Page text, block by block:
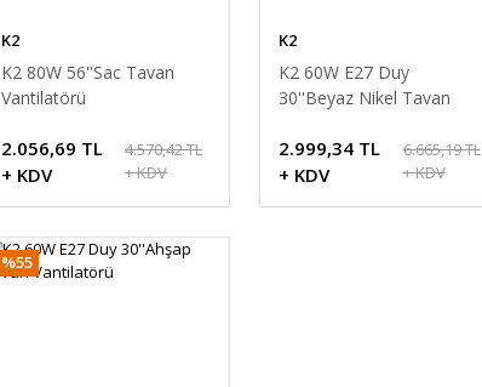
K2
K2 80W 56''Sac Tavan
Vantilatörü
2.056,69 TL
+ KDV
4.570,42 TL
+ KDV
K2
K2 60W E27 Duy
30''Beyaz Nikel Tavan
2.999,34 TL
+ KDV
6.665,19 TL
+ KDV
%55